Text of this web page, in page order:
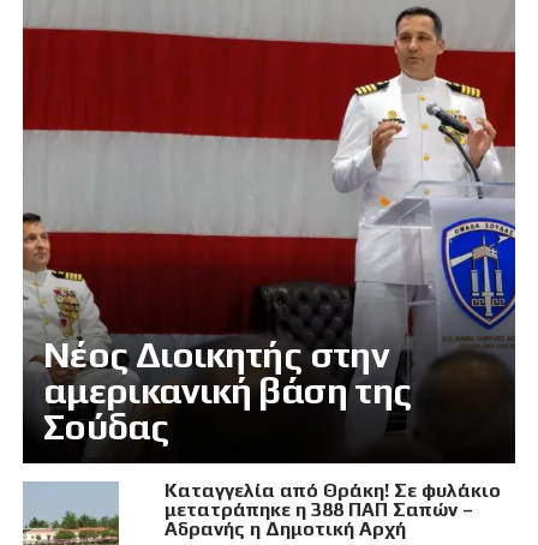
Νέος Διοικητής στην
αμερικανική βάση της
Σούδας
Καταγγελία από Θράκη! Σε φυλάκιο
μετατράπηκε η 388 ΠΑΠ Σαπών –
Αδρανής η Δημοτική Αρχή